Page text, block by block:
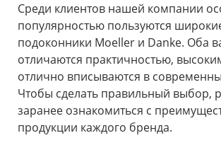
Среди клиентов нашей компании
популярностью пользуются
подоконники Moeller и Danke. Оба
отличаются практичностью,
отлично вписываются в
Чтобы сделать правильный выбор,
заранее ознакомиться с
продукции каждого бренда.